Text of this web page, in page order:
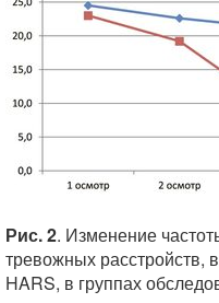
Рис. 2. Изменение
тревожных
HARS, в группах